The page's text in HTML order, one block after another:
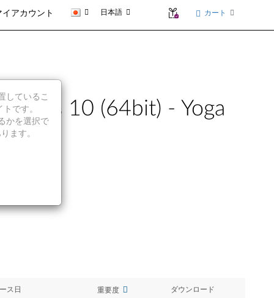
イアカウント 日本語 カート
10 (64bit) - Yoga
ス日 重要度 ダウンロード
しているこ
です。
かを選択で
ます。